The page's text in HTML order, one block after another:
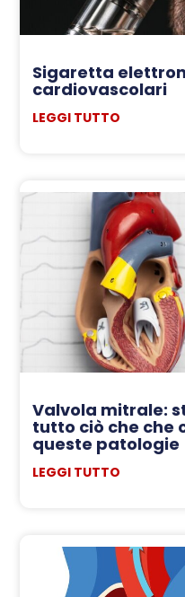
Sigaretta
cardiovascolari
LEGGI TUTTO
Valvola mitrale:
tutto ciò che che
queste patologie
LEGGI TUTTO